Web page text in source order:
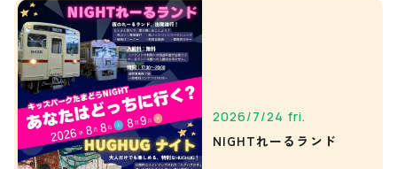
2026/7/24 fri.
NIGHTれーるランド